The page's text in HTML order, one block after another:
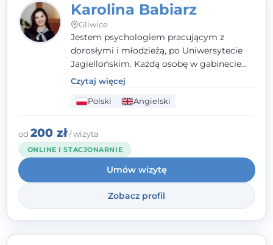
Karolina Babiarz
Gliwice
Jestem psychologiem pracującym z
dorosłymi i młodzieżą, po Uniwersytecie
Jagiellońskim. Każdą osobę w gabinecie
traktuję jak osobną historię, którą poznaję,
budując relację opartą na zaufaniu i
empatii. Przyjmuję w Poradni Teraply.pl w
Gliwicach oraz online, po polsku i po
angielsku.
Czytaj więcej
Polski Angielski
od 200 zł/ wizyta
ONLINE I STACJONARNIE
Umów wizytę
Zobacz profil